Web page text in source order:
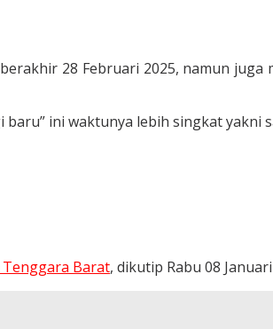
28 Februari 2025, namun
ini waktunya lebih singkat yakni
Tenggara Barat, dikutip Rabu 08